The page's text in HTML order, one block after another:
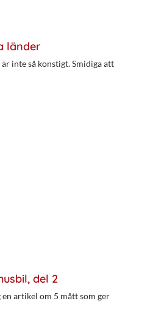
länder
inte så konstigt. Smidiga att
del 2
artikel om 5 mått som ger